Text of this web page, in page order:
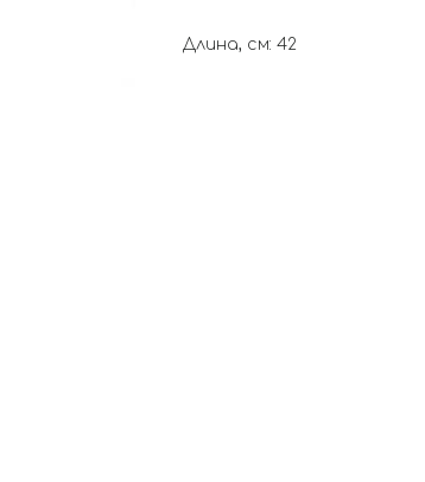
Длина, см: 42